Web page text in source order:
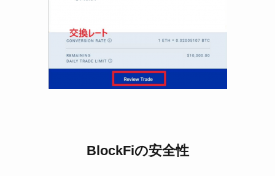
BlockFiの安全性